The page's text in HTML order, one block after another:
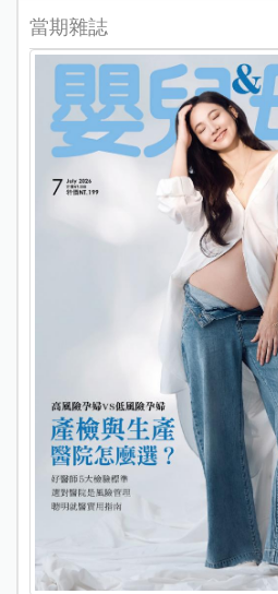
當期雜誌